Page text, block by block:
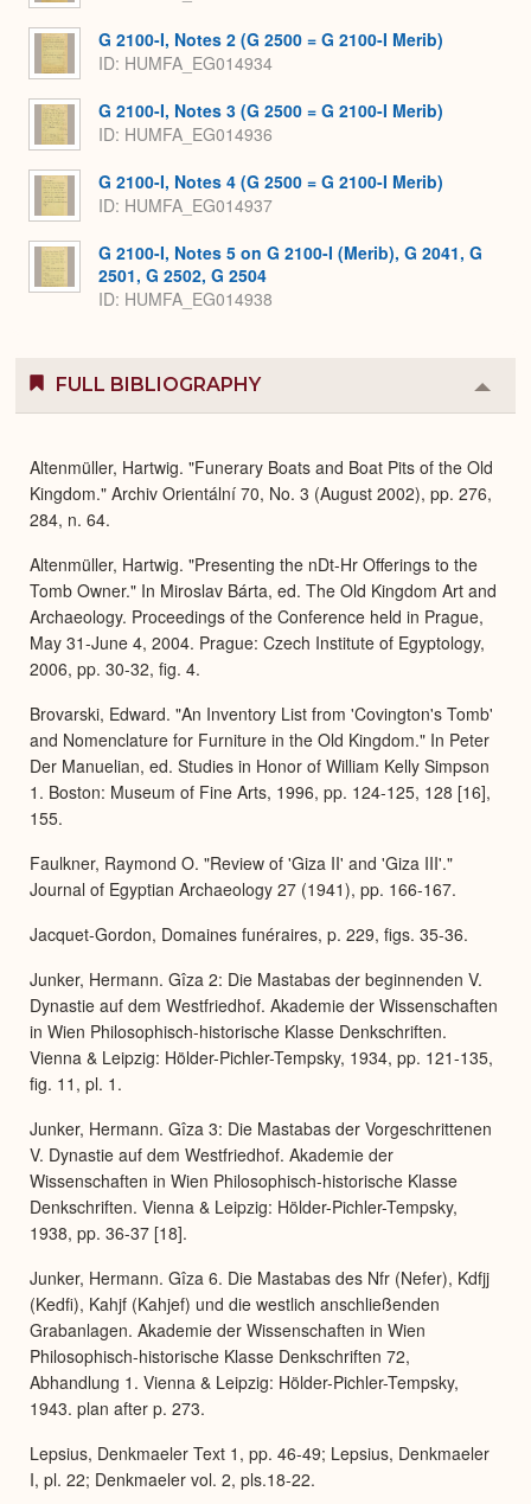
G 2100-I, Notes 2 (G 2500 = G 2100-I Merib)
ID: HUMFA_EG014934
G 2100-I, Notes 3 (G 2500 = G 2100-I Merib)
ID: HUMFA_EG014936
G 2100-I, Notes 4 (G 2500 = G 2100-I Merib)
ID: HUMFA_EG014937
G 2100-I, Notes 5 on G 2100-I (Merib), G 2041, G
2501, G 2502, G 2504
ID: HUMFA_EG014938
FULL BIBLIOGRAPHY
or
Altenmüller, Hartwig. "Funerary Boats and Boat Pits of the Old
Kingdom." Archiv Orientální 70, No. 3 (August 2002), pp. 276,
284, n. 64.
Altenmüller, Hartwig. "Presenting the nDt-Hr Offerings to the
Tomb Owner." In Miroslav Bárta, ed. The Old Kingdom Art and
Archaeology. Proceedings of the Conference held in Prague,
May 31-June 4, 2004. Prague: Czech Institute of Egyptology,
2006, pp. 30-32, fig. 4.
Brovarski, Edward. "An Inventory List from 'Covington's Tomb'
and Nomenclature for Furniture in the Old Kingdom." In Peter
Der Manuelian, ed. Studies in Honor of William Kelly Simpson
1. Boston: Museum of Fine Arts, 1996, pp. 124-125, 128 [16],
155.
Faulkner, Raymond O. "Review of 'Giza II' and 'Giza III'."
Journal of Egyptian Archaeology 27 (1941), pp. 166-167.
Jacquet-Gordon, Domaines funéraires, p. 229, figs. 35-36.
Junker, Hermann. Gîza 2: Die Mastabas der beginnenden V.
Dynastie auf dem Westfriedhof. Akademie der Wissenschaften
in Wien Philosophisch-historische Klasse Denkschriften.
Vienna & Leipzig: Hölder-Pichler-Tempsky, 1934, pp. 121-135,
fig. 11, pl. 1.
Junker, Hermann. Gîza 3: Die Mastabas der Vorgeschrittenen
V. Dynastie auf dem Westfriedhof. Akademie der
Wissenschaften in Wien Philosophisch-historische Klasse
Denkschriften. Vienna & Leipzig: Hölder-Pichler-Tempsky,
1938, pp. 36-37 [18].
Junker, Hermann. Gîza 6. Die Mastabas des Nfr (Nefer), Kdfjj
(Kedfi), Kahjf (Kahjef) und die westlich anschließenden
Grabanlagen. Akademie der Wissenschaften in Wien
Philosophisch-historische Klasse Denkschriften 72,
Abhandlung 1. Vienna & Leipzig: Hölder-Pichler-Tempsky,
1943. plan after p. 273.
Lepsius, Denkmaeler Text 1, pp. 46-49; Lepsius, Denkmaeler
I, pl. 22; Denkmaeler vol. 2, pls.18-22.